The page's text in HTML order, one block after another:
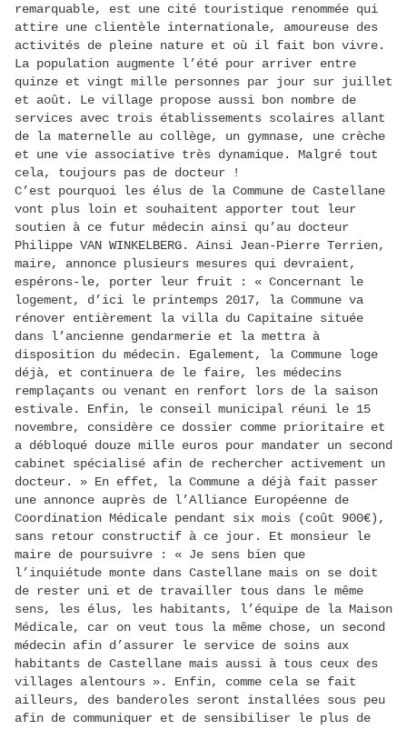
remarquable, est une cité touristique renommée qui
attire une clientèle internationale, amoureuse des
activités de pleine nature et où il fait bon vivre.
La population augmente l’été pour arriver entre
quinze et vingt mille personnes par jour sur juillet
et août. Le village propose aussi bon nombre de
services avec trois établissements scolaires allant
de la maternelle au collège, un gymnase, une crèche
et une vie associative très dynamique. Malgré tout
cela, toujours pas de docteur !
C’est pourquoi les élus de la Commune de Castellane
vont plus loin et souhaitent apporter tout leur
soutien à ce futur médecin ainsi qu’au docteur
Philippe VAN WINKELBERG. Ainsi Jean-Pierre Terrien,
maire, annonce plusieurs mesures qui devraient,
espérons-le, porter leur fruit : « Concernant le
logement, d’ici le printemps 2017, la Commune va
rénover entièrement la villa du Capitaine située
dans l’ancienne gendarmerie et la mettra à
disposition du médecin. Egalement, la Commune loge
déjà, et continuera de le faire, les médecins
remplaçants ou venant en renfort lors de la saison
estivale. Enfin, le conseil municipal réuni le 15
novembre, considère ce dossier comme prioritaire et
a débloqué douze mille euros pour mandater un second
cabinet spécialisé afin de rechercher activement un
docteur. » En effet, la Commune a déjà fait passer
une annonce auprès de l’Alliance Européenne de
Coordination Médicale pendant six mois (coût 900€),
sans retour constructif à ce jour. Et monsieur le
maire de poursuivre : « Je sens bien que
l’inquiétude monte dans Castellane mais on se doit
de rester uni et de travailler tous dans le même
sens, les élus, les habitants, l’équipe de la Maison
Médicale, car on veut tous la même chose, un second
médecin afin d’assurer le service de soins aux
habitants de Castellane mais aussi à tous ceux des
villages alentours ». Enfin, comme cela se fait
ailleurs, des banderoles seront installées sous peu
afin de communiquer et de sensibiliser le plus de